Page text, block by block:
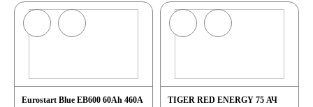
Eurostart Blue EB600 60Ah 460A
TIGER RED ENERGY 75 АЧ